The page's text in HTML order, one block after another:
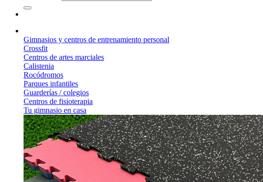
Gimnasios y centros de entrenamiento personal
Crossfit
Centros de artes marciales
Calistenia
Rocódromos
Parques infantiles
Guarderías / colegios
Centros de fisioterapia
Tu gimnasio en casa